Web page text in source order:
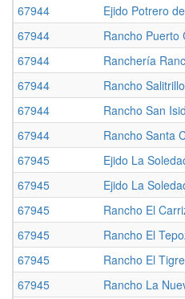
67944
Ejido Potrero
67944
Rancho Puerto
67944
Ranchería
67944
Rancho Salitrillo
67944
Rancho San
67944
Rancho Santa
67945
Ejido La
67945
Ejido La
67945
Rancho El
67945
Rancho El
67945
Rancho El Tigre
67945
Rancho La